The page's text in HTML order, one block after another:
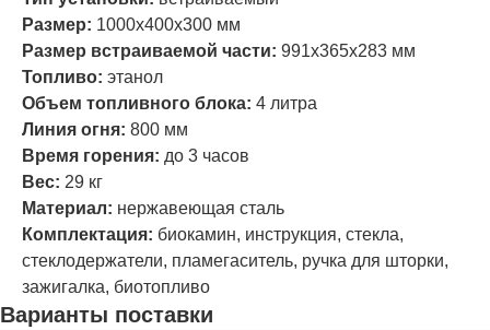
Размер: 1000х400х300 мм
Размер встраиваемой части: 991х365х283 мм
Топливо: этанол
Объем топливного блока: 4 литра
Линия огня: 800 мм
Время горения: до 3 часов
Вес: 29 кг
Материал: нержавеющая сталь
Комплектация: биокамин, инструкция, стекла,
стеклодержатели, пламегаситель, ручка для шторки,
зажигалка, биотопливо
Варианты поставки